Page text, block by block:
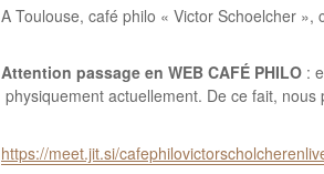
A Toulouse, café philo « Victor Schoelcher
Attention passage en WEB CAFÉ PHILO :
physiquement actuellement. De ce fait, nous
https://meet.jit.si/